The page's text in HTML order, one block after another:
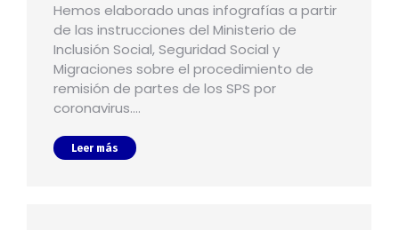
Hemos elaborado unas infografías a partir
de las instrucciones del Ministerio de
Inclusión Social, Seguridad Social y
Migraciones sobre el procedimiento de
remisión de partes de los SPS por
coronavirus.…
Leer más